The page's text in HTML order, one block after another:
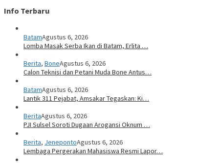
Info Terbaru
BatamAgustus 6, 2026
Lomba Masak Serba Ikan di Batam, Erlita …
Berita, BoneAgustus 6, 2026
Calon Teknisi dan Petani Muda Bone Antus…
BatamAgustus 6, 2026
Lantik 311 Pejabat, Amsakar Tegaskan: Ki…
BeritaAgustus 6, 2026
PJI Sulsel Soroti Dugaan Arogansi Oknum …
Berita, JenepontoAgustus 6, 2026
Lembaga Pergerakan Mahasiswa Resmi Lapor…